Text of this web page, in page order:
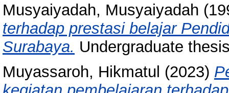
Musyaiyadah, Musyaiyadah
terhadap prestasi belajar
Surabaya. Undergraduate
Muyassaroh, Hikmatul (2023)